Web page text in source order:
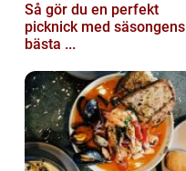
Så gör du en perfekt
picknick med säsongens
bästa ...